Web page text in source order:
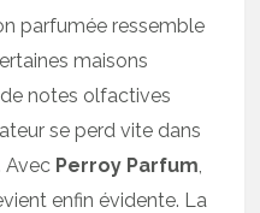
parfumée ressemble
maisons
notes olfactives
se perd vite dans
Avec Perroy Parfum,
enfin évidente. La